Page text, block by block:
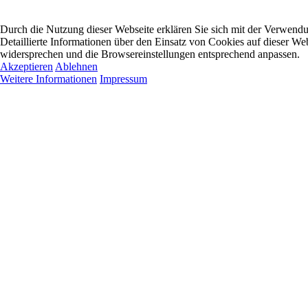
Durch die Nutzung dieser Webseite erklären Sie sich mit der
Detaillierte Informationen über den Einsatz von Cookies auf dieser
widersprechen und die Browsereinstellungen entsprechend anpassen.
Akzeptieren Ablehnen
Weitere Informationen Impressum